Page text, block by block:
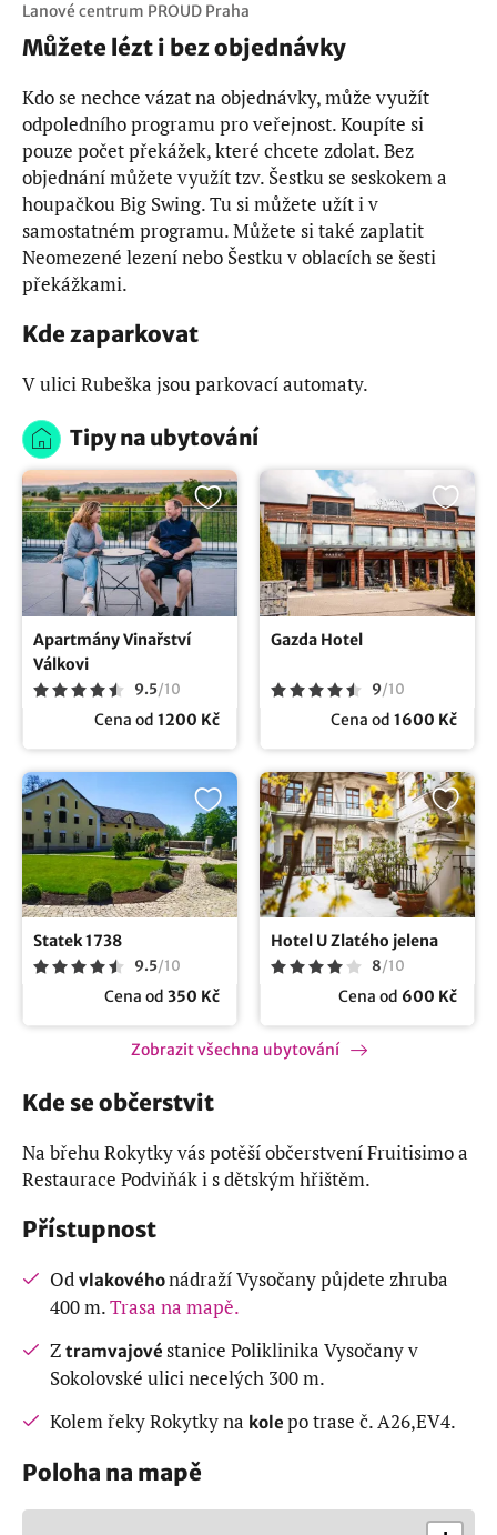
Lanové centrum PROUD Praha
Můžete lézt i bez objednávky
Kdo se nechce vázat na objednávky, může využít
odpoledního programu pro veřejnost. Koupíte si
pouze počet překážek, které chcete zdolat. Bez
objednání můžete využít tzv. Šestku se seskokem a
houpačkou Big Swing. Tu si můžete užít i v
samostatném programu. Můžete si také zaplatit
Neomezené lezení nebo Šestku v oblacích se šesti
překážkami.
Kde zaparkovat
V ulici Rubeška jsou parkovací automaty.
Tipy na ubytování
Apartmány Vinařství
Válkovi
9.5/10
Cena od 1200 Kč
Gazda Hotel
9/10
Cena od 1600 Kč
Statek 1738
9.5/10
Cena od 350 Kč
Hotel U Zlatého jelena
8/10
Cena od 600 Kč
Zobrazit všechna ubytování
Kde se občerstvit
Na břehu Rokytky vás potěší občerstvení Fruitisimo a
Restaurace Podviňák i s dětským hřištěm.
Přístupnost
Od vlakovéhonádraží Vysočany půjdete zhruba
400 m.Trasa na mapě.
Z tramvajové stanice Poliklinika Vysočany v
Sokolovské ulici necelých 300 m.
Kolem řeky Rokytky na kole po trase č. A26,EV4.
Poloha na mapě